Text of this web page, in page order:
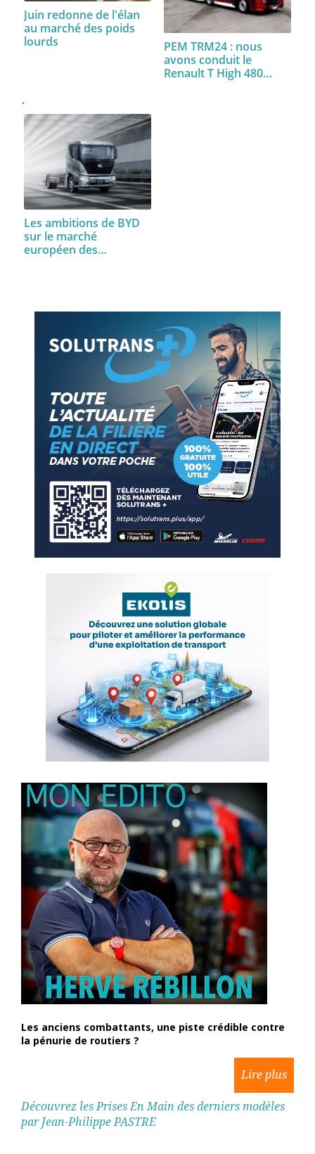
Juin redonne de l'élan
au marché des poids
lourds
PEM TRM24 : nous
avons conduit le
Renault T High 480…
Les ambitions de BYD
sur le marché
européen des…
Les anciens combattants, une piste crédible contre
la pénurie de routiers ?
Découvrez les Prises En Main des derniers modèles
par Jean-Philippe PASTRE